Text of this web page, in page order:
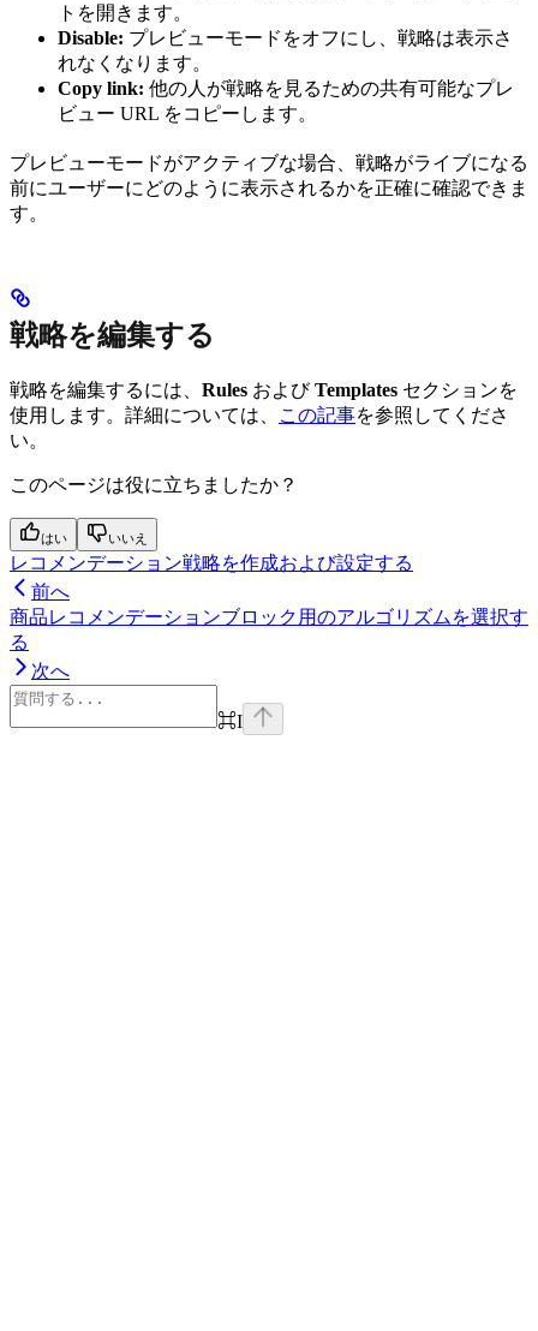
トを開きます。
Disable: プレビューモードをオフにし、戦略は表示さ
れなくなります。
Copy link: 他の人が戦略を見るための共有可能なプレ
ビュー URL をコピーします。
プレビューモードがアクティブな場合、戦略がライブになる
前にユーザーにどのように表示されるかを正確に確認できま
す。
戦略を編集する
戦略を編集するには、 Rules およびTemplates セクションを
使用します。詳細については、
この記事を参照してくださ
い。
このページは役に立ちましたか？
はい いいえ
レコメンデーション戦略を作成および設定する
前へ
商品レコメンデーションブロック用のアルゴリズムを選択す
る
次へ
⌘I